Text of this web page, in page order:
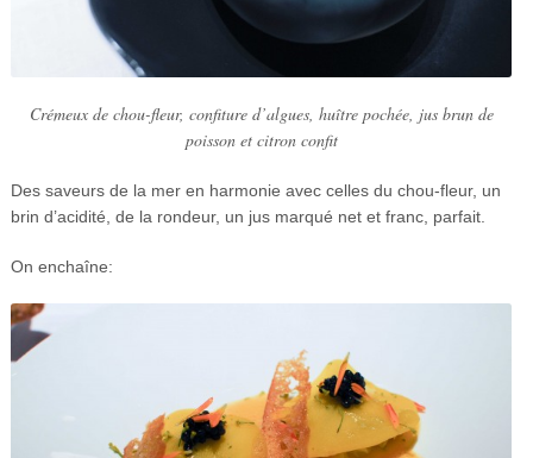
Crémeux de chou-fleur, confiture d’algues, huître pochée, jus brun de
poisson et citron confit
Des saveurs de la mer en harmonie avec celles du chou-fleur, un
brin d’acidité, de la rondeur, un jus marqué net et franc, parfait.
On enchaîne: